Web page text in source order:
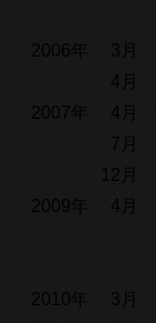
2006年 3月
4月
2007年 4月
7月
12月
2009年 4月
2010年 3月